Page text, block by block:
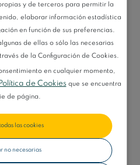
y de terceros para permitir la
elaborar información estadística
en función de sus preferencias.
de ellas o sólo las necesarias
de la Configuración de Cookies.
en cualquier momento,
Política de Cookiesque se encuentra
de página.
las cookies
no necesarias
Conoce las
de deudas en
a tu bolsillo
en unúnicopago
¡Explora
de
deudas en